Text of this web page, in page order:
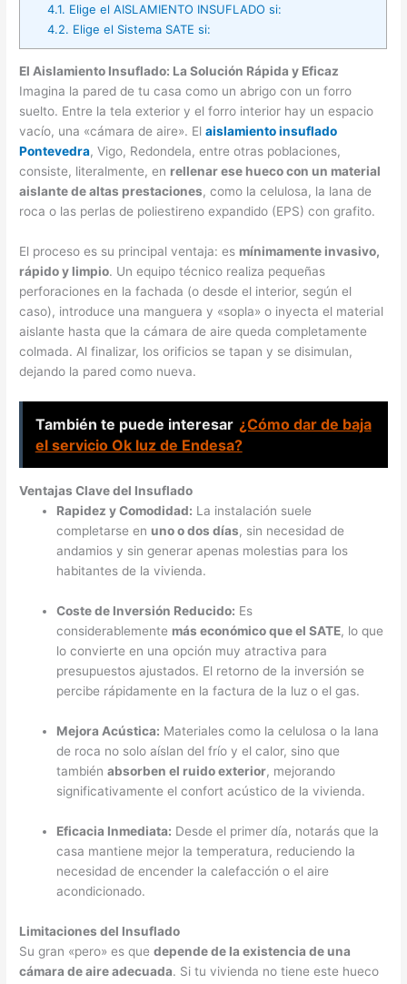
4.1. Elige el AISLAMIENTO INSUFLADO si:
4.2. Elige el Sistema SATE si:
El Aislamiento Insuflado: La Solución Rápida y Eficaz
Imagina la pared de tu casa como un abrigo con un forro
suelto. Entre la tela exterior y el forro interior hay un espacio
vacío, una «cámara de aire». Elaislamiento insuflado
Pontevedra, Vigo, Redondela, entre otras poblaciones,
consiste, literalmente, en rellenar ese hueco con un material
aislante de altas prestaciones, como la celulosa, la lana de
roca o las perlas de poliestireno expandido (EPS) con grafito.
El proceso es su principal ventaja: es mínimamente invasivo,
rápido y limpio. Un equipo técnico realiza pequeñas
perforaciones en la fachada (o desde el interior, según el
caso), introduce una manguera y «sopla» o inyecta el material
aislante hasta que la cámara de aire queda completamente
colmada. Al finalizar, los orificios se tapan y se disimulan,
dejando la pared como nueva.
También te puede interesar ¿Cómo dar de baja
el servicio Ok luz de Endesa?
Ventajas Clave del Insuflado
Rapidez y Comodidad: La instalación suele
completarse en uno o dos días, sin necesidad de
andamios y sin generar apenas molestias para los
habitantes de la vivienda.
Coste de Inversión Reducido: Es
considerablemente más económico que el SATE, lo que
lo convierte en una opción muy atractiva para
presupuestos ajustados. El retorno de la inversión se
percibe rápidamente en la factura de la luz o el gas.
Mejora Acústica: Materiales como la celulosa o la lana
de roca no solo aíslan del frío y el calor, sino que
tambiénabsorben el ruido exterior, mejorando
significativamente el confort acústico de la vivienda.
Eficacia Inmediata: Desde el primer día, notarás que la
casa mantiene mejor la temperatura, reduciendo la
necesidad de encender la calefacción o el aire
acondicionado.
Limitaciones del Insuflado
Su gran «pero» es quedepende de la existencia de una
cámara de aire adecuada. Si tu vivienda no tiene este hueco